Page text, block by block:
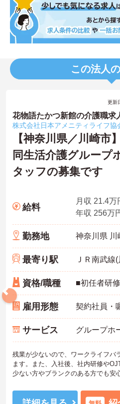
この法人
更新
花物語たかつ新館の介護職求
株式会社日本アメニティライフ協
【神奈川県／川崎
同生活介護グループ
タッフの募集です
給料
勤務地
最寄り駅
資格/職種
雇用形態 契約社員・
サービス グループホ
残業が少ないので、ワークライフバ
ます。また、入社後、社内研修や
少ない方やブランクのある方でも安
のでお気軽にご相談ください。